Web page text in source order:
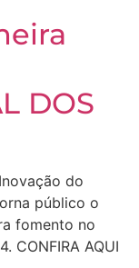
DOS
do
público o
fomento no
CONFIRA AQUI